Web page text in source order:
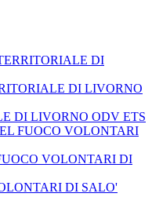
DI LIVORNO ODV ETS
DI SALO'